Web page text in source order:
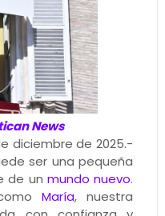
News
diciembre de 2025.-
ser una pequeña
de un mundo nuevo.
María, nuestra